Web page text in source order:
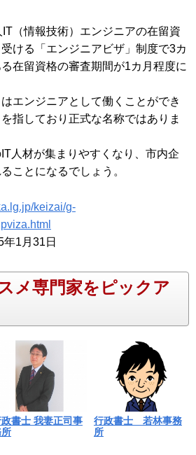
（情報技術）エンジニアの在留資
ける「エンジニアビザ」制度で3カ
在留資格の審査期間が1カ月程度に
エンジニアとして働くことができ
指しており正式な名称ではありま
人材が集まりやすくなり、市内企
ことになるでしょう。
keizai/g-
1月31日
メ専門家をピックア
書士 我妻正司事
行政書士 若林事務
所